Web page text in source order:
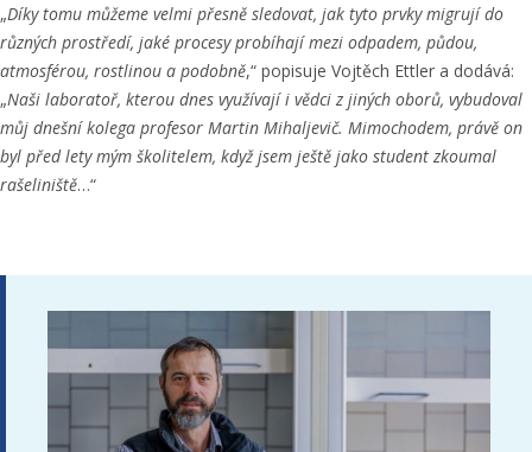
„Díky tomu můžeme velmi přesně sledovat, jak tyto prvky migrují do
různých prostředí, jaké procesy probíhají mezi odpadem, půdou,
atmosférou, rostlinou a podobně,“ popisuje Vojtěch Ettler a dodává:
„Naši laboratoř, kterou dnes využívají i vědci z jiných oborů, vybudoval
můj dnešní kolega profesor Martin Mihaljevič. Mimochodem, právě on
byl před lety mým školitelem, když jsem ještě jako student zkoumal
rašeliniště…“